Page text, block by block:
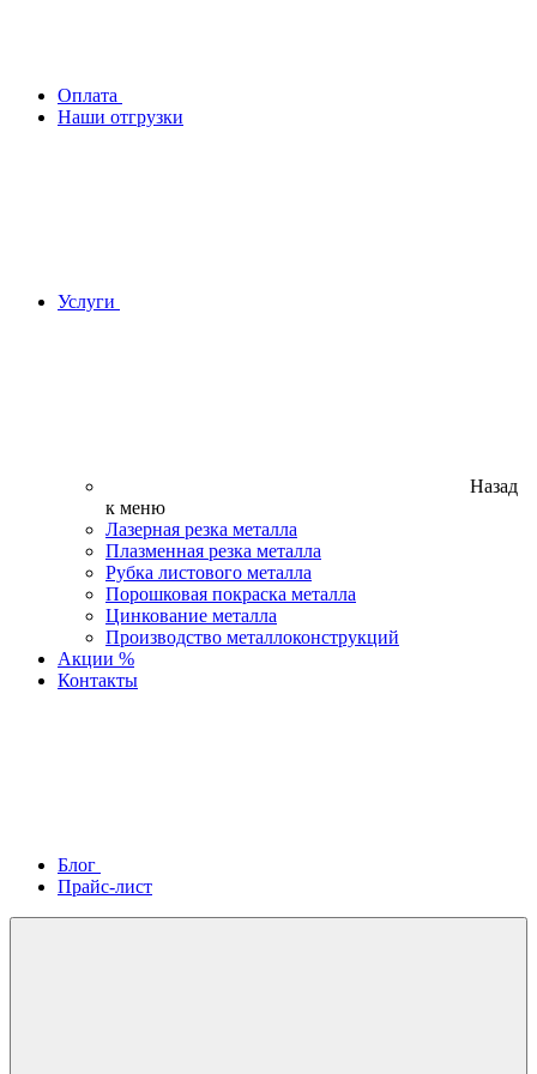
Оплата
Наши отгрузки
Услуги
Назад
к меню
Лазерная резка металла
Плазменная резка металла
Рубка листового металла
Порошковая покраска металла
Цинкование металла
Производство металлоконструкций
Акции %
Контакты
Блог
Прайс-лист